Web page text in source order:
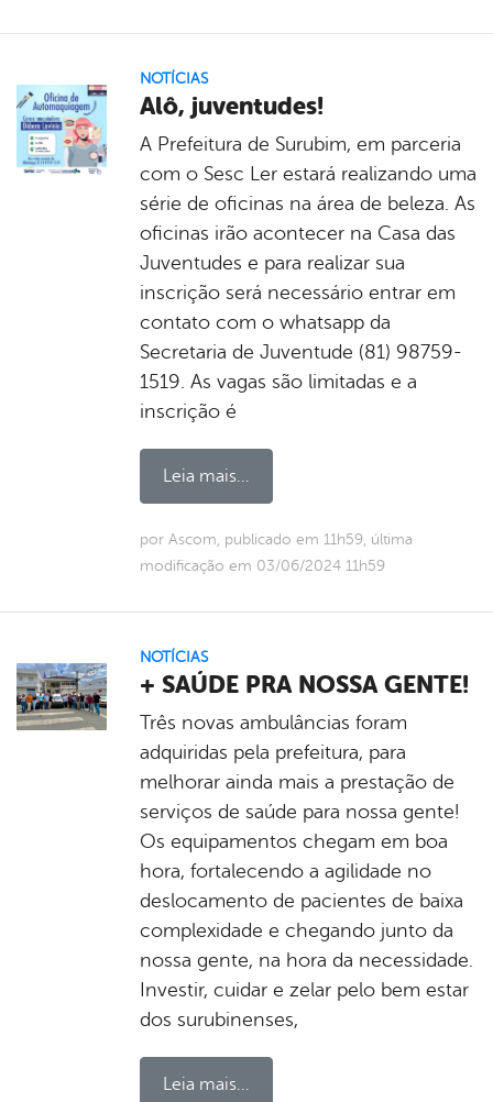
NOTÍCIAS
Alô, juventudes!
A Prefeitura de Surubim, em parceria
com o Sesc Ler estará realizando uma
série de oficinas na área de beleza. As
oficinas irão acontecer na Casa das
Juventudes e para realizar sua
inscrição será necessário entrar em
contato com o whatsapp da
Secretaria de Juventude (81) 98759-
1519. As vagas são limitadas e a
inscrição é
Leia mais...
por Ascom, publicado em 11h59, última
modificação em 03/06/2024 11h59
NOTÍCIAS
+ SAÚDE PRA NOSSA GENTE!
Três novas ambulâncias foram
adquiridas pela prefeitura, para
melhorar ainda mais a prestação de
serviços de saúde para nossa gente!
Os equipamentos chegam em boa
hora, fortalecendo a agilidade no
deslocamento de pacientes de baixa
complexidade e chegando junto da
nossa gente, na hora da necessidade.
Investir, cuidar e zelar pelo bem estar
dos surubinenses,
Leia mais...